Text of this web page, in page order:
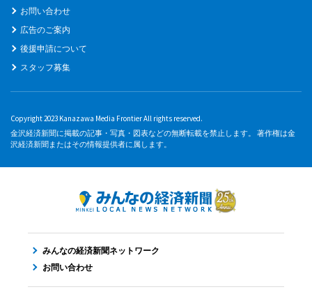
お問い合わせ
広告のご案内
後援申請について
スタッフ募集
Copyright 2023 Kanazawa Media Frontier All rights reserved.
金沢経済新聞に掲載の記事・写真・図表などの無断転載を禁止します。 著作権は金
沢経済新聞またはその情報提供者に属します。
みんなの経済新聞ネットワーク
お問い合わせ